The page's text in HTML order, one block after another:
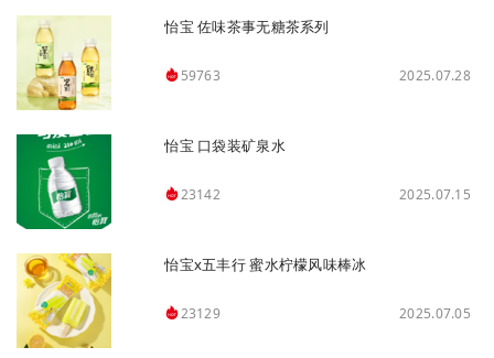
怡宝 佐味茶事无糖茶系列
59763 2025.07.28
怡宝 口袋装矿泉水
23142 2025.07.15
怡宝x五丰行 蜜水柠檬风味棒冰
23129 2025.07.05